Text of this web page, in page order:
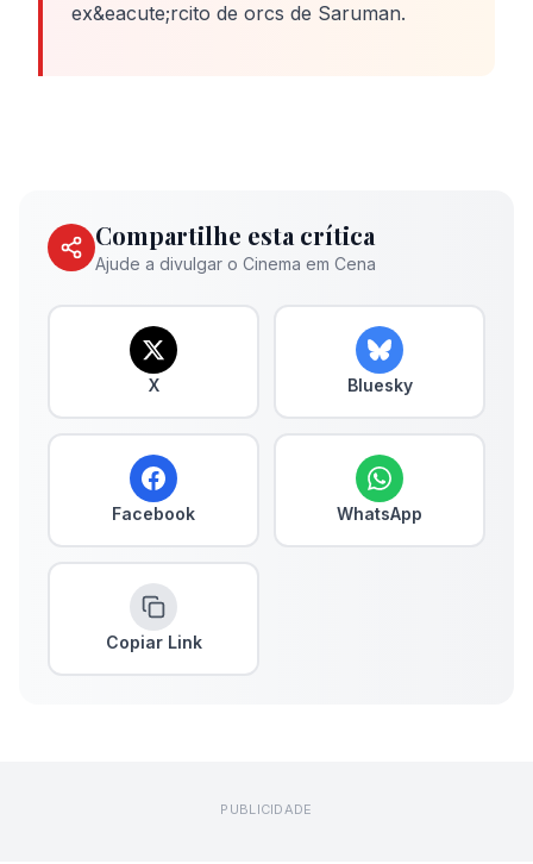
ex&eacute;rcito de orcs de Saruman.
Compartilhe esta crítica
Ajude a divulgar o Cinema em Cena
X Bluesky
Facebook WhatsApp
Copiar Link
PUBLICIDADE